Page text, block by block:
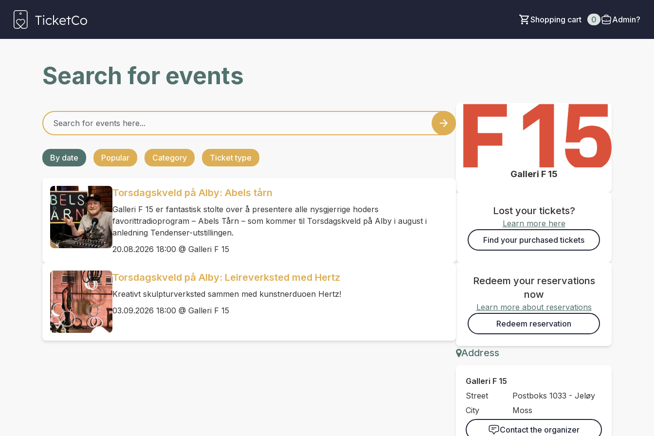
Shopping cart 0 Admin?
Search for events
By date Popular Category Ticket type
Torsdagskveld på Alby: Abels tårn
Galleri F 15 er fantastisk stolte over å presentere alle nysgjerrige hoders
favorittradioprogram – Abels Tårn – som kommer til Torsdagskveld på Alby i august i
anledning Tendenser-utstillingen.
20.08.2026 18:00 @ Galleri F 15
Torsdagskveld på Alby: Leireverksted med Hertz
Kreativt skulpturverksted sammen med kunstnerduoen Hertz!
03.09.2026 18:00 @ Galleri F 15
Galleri F 15
Lost your tickets?
Learn more here
Find your purchased tickets
Redeem your reservations
now
Learn more about reservations
Redeem reservation
Address
Galleri F 15
Street
Postboks 1033 - Jeløy
City
Moss
Contact the organizer